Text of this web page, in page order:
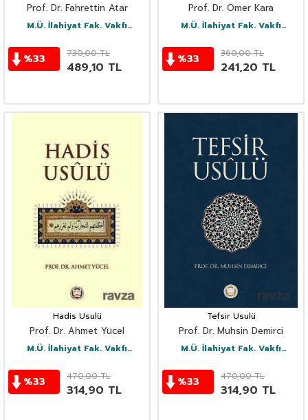
Prof. Dr. Fahrettin Atar
M.Ü. İlahiyat Fak. Vakfı
%33 730,00TL
489,10 TL
Prof. Dr. Ömer Kara
M.Ü. İlahiyat Fak. Vakfı
%33 360,00TL
241,20 TL
Hadis Usulü
Prof. Dr. Ahmet Yücel
M.Ü. İlahiyat Fak. Vakfı
%33 470,00TL
314,90 TL
Tefsir Usulü
Prof. Dr. Muhsin Demirci
M.Ü. İlahiyat Fak. Vakfı
%33 470,00TL
314,90 TL